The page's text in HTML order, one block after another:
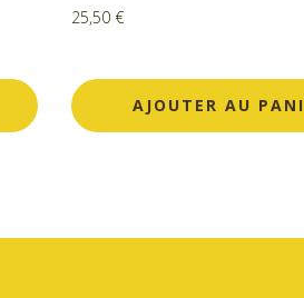
25,50 €
AJOUTER AU